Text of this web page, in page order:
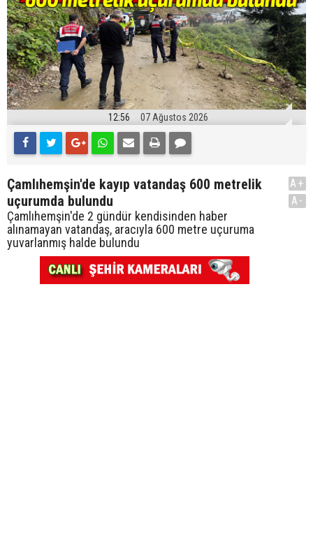
12:56 07 Ağustos 2026
Çamlıhemşin'de kayıp vatandaş 600 metrelik
uçurumda bulundu
Çamlıhemşin'de 2 gündür kendisinden haber
alınamayan vatandaş, aracıyla 600 metre uçuruma
yuvarlanmış halde bulundu
A+
A-